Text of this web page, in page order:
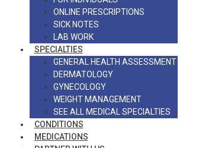
ONLINE PRESCRIPTIONS
SICK NOTES
LAB WORK
SPECIALTIES
GENERAL HEALTH ASSESSMENT
DERMATOLOGY
GYNECOLOGY
WEIGHT MANAGEMENT
SEE ALL MEDICAL SPECIALTIES
CONDITIONS
MEDICATIONS